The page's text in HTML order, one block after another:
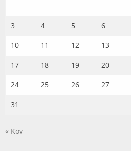
3 4 5 6
10 11 12 13
17 18 19 20
24 25 26 27
31
« Kov